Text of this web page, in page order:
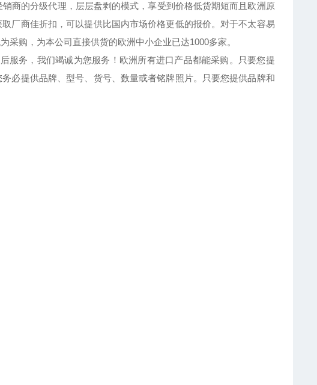
商的分级代理，层层盘剥的模式，享受到价格低货期短而且欧洲原
厂商佳折扣，可以提供比国内市场价格更低的报价。对于不太容易
购，为本公司直接供货的欧洲中小企业已达1000多家。
务，我们竭诚为您服务！欧洲所有进口产品都能采购。只要您提
必提供品牌、型号、货号、数量或者铭牌照片。只要您提供品牌和